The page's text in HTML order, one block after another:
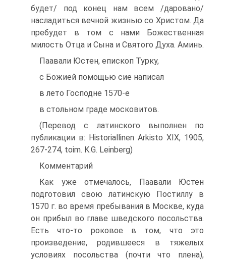
будет/ под конец нам всем /даровано/
насладиться вечной жизнью со Христом. Да
пребудет в том с нами Божественная
милость Отца и Сына и Святого Духа. Аминь.
Паавали Юстен, епископ Турку,
с Божией помощью сие написал
в лето Господне 1570-е
в стольном граде московитов.
(Перевод с латинского выполнен по
публикации в: Historiallinen Arkisto XIX, 1905,
267-274, toim. K.G. Leinberg)
Комментарий
Как уже отмечалось, Паавали Юстен
подготовил свою латинскую Постиллу в
1570 г. во время пребывания в Москве, куда
он прибыл во главе шведского посольства.
Есть что-то роковое в том, что это
произведение, родившееся в тяжелых
условиях посольства (почти что плена),